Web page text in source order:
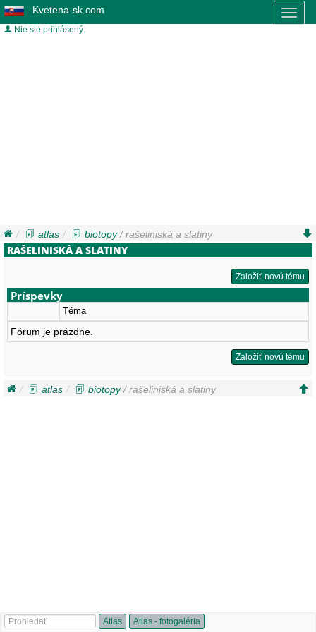
Kvetena-sk.com
Nie ste prihlásený.
atlas biotopy/ rašeliniská a slatiny
RAŠELINISKÁ A SLATINY
Založiť novú tému
Príspevky
Téma
Fórum je prázdne.
Založiť novú tému
atlas biotopy/ rašeliniská a slatiny
Atlas Atlas - fotogaléria